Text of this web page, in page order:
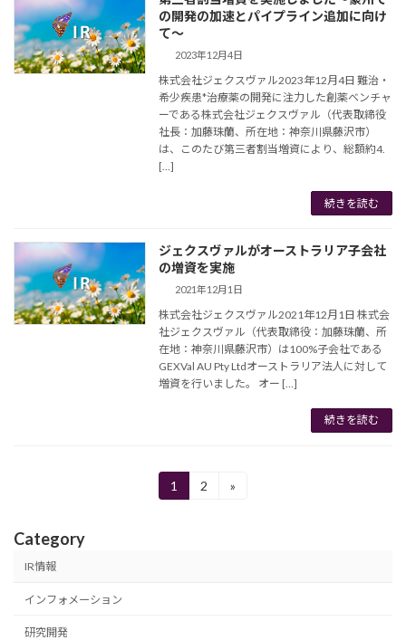
の開発の加速とパイプライン追加に向け
て～
2023年12月4日
株式会社ジェクスヴァル2023年12月4日 難治・
希少疾患*治療薬の開発に注力した創薬ベンチャ
ーである株式会社ジェクスヴァル（代表取締役
社長：加藤珠蘭、所在地：神奈川県藤沢市）
は、このたび第三者割当増資により、総額約4.
[…]
続きを読む
ジェクスヴァルがオーストラリア子会社
の増資を実施
2021年12月1日
株式会社ジェクスヴァル2021年12月1日 株式会
社ジェクスヴァル（代表取締役：加藤珠蘭、所
在地：神奈川県藤沢市）は100%子会社である
GEXVal AU Pty Ltdオーストラリア法人に対して
増資を行いました。 オー […]
続きを読む
の
ペ
ー
固
定
1
固
2 »
Category
IR情報
インフォメーション
研究開発